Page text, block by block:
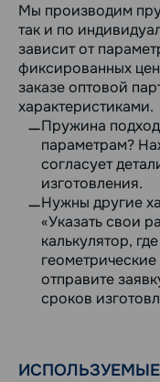
Мы производим
так и по
зависит от
фиксированных
заказе оптовой
характеристиками.
Пружина
параметрам?
согласует
изготовления.
Нужны другие
«Указать свои
калькулятор,
отправите
сроков